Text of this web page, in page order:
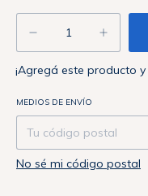
¡Agregá este producto y
Entregas para el CP:
MEDIOS DE ENVÍO
No sé mi código postal